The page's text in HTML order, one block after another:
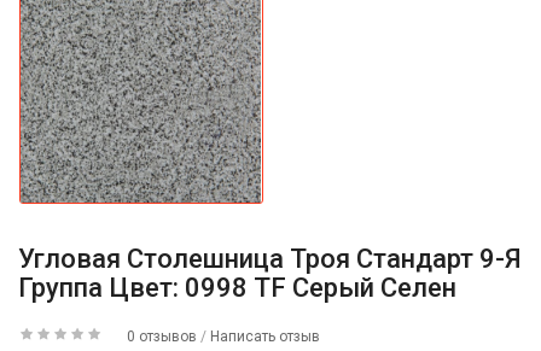
Угловая Столешница Троя Стандарт 9-Я
Группа Цвет: 0998 TF Серый Селен
0 отзывов / Написать отзыв